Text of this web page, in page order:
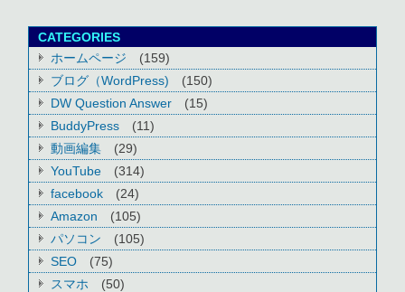
CATEGORIES
ホームページ
(159)
ブログ（WordPress)
(150)
DW Question Answer
(15)
BuddyPress
(11)
動画編集
(29)
YouTube
(314)
facebook
(24)
Amazon
(105)
パソコン
(105)
SEO
(75)
スマホ
(50)